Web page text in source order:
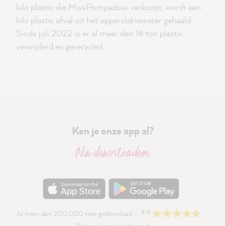
kilo plastic die MissPompadour verkoopt, wordt een
kilo plastic afval uit het oppervlaktewater gehaald.
Sinds juli 2022 is er al meer dan 18 ton plastic
verwijderd en gerecycled.
Ken je onze app al?
Nu downloaden
Al meer dan 200.000 keer gedownload
4.9